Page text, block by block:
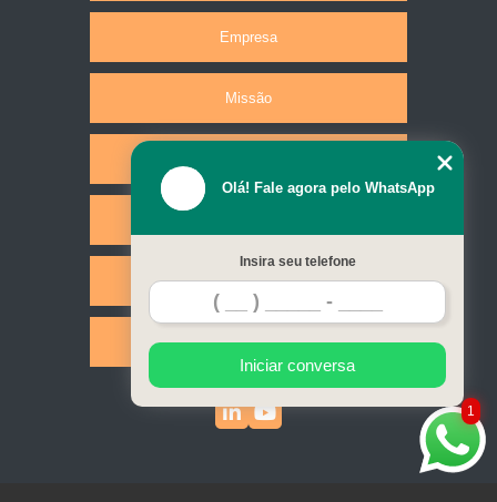
Empresa
Missão
Contato
Mapa do site
1
Olá! Fale agora pelo WhatsApp
Insira seu telefone
Iniciar conversa